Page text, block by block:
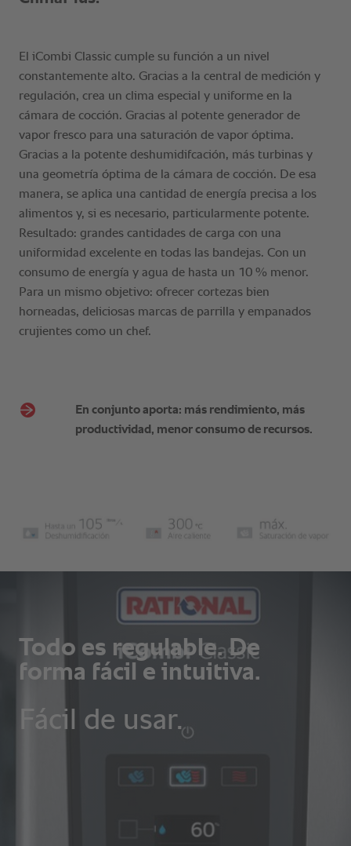
En conjunto aporta: más rendimiento, más
productividad, menor consumo de recursos.